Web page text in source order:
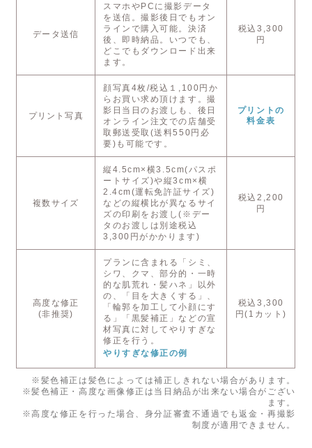
データ送信
スマホやPCに撮影データ
を送信。撮影後日でもオン
ラインで購入可能。決済
後、即時納品。いつでも、
どこでもダウンロード出来
ます。
税込3,300
円
プリント写真
顔写真4枚/税込１,100円か
らお買い求め頂けます。撮
影日当日のお渡しも、後日
オンライン注文での店舗受
取郵送受取(送料550円必
要)も可能です。
プリントの
料金表
複数サイズ
縦4.5cm×横3.5cm(パスポ
ートサイズ)や縦3cm×横
2.4cm(運転免許証サイズ)
などの縦横比が異なるサイ
ズの印刷をお渡し(※デー
タのお渡しは別途税込
3,300円がかかります)
税込2,200
円
高度な修正
(非推奨)
プランに含まれる「シミ、
シワ、クマ、部分的・一時
的な肌荒れ・髪ハネ」以外
の、「目を大きくする」、
「輪郭を加工して小顔にす
る」「黒髪補正」などの宣
材写真に対してやりすぎな
修正を行う。
やりすぎな修正の例
税込3,300
円(1カット)
※髪色補正は髪色によっては補正しきれない場合があります。
※髪色補正・高度な画像修正は当日納品が出来ない場合がござい
ます。
※高度な修正を行った場合、身分証審査不通過でも返金・再撮影
制度が適用できません。